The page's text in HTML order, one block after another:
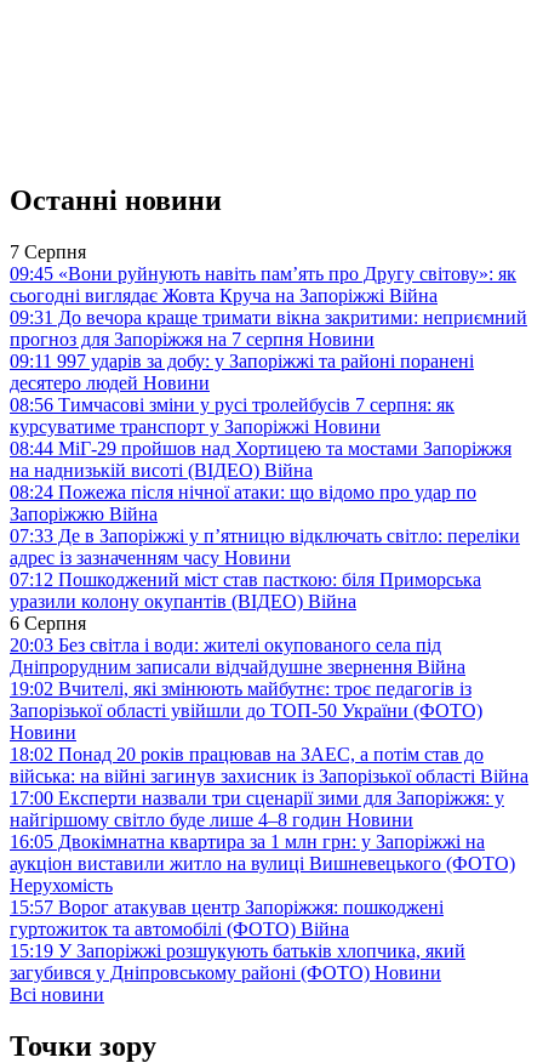
Останні новини
7 Серпня
09:45 «Вони руйнують навіть пам’ять про Другу світову»: як
сьогодні виглядає Жовта Круча на Запоріжжі Війна
09:31 До вечора краще тримати вікна закритими: неприємний
прогноз для Запоріжжя на 7 серпня Новини
09:11 997 ударів за добу: у Запоріжжі та районі поранені
десятеро людей Новини
08:56 Тимчасові зміни у русі тролейбусів 7 серпня: як
курсуватиме транспорт у Запоріжжі Новини
08:44 МіГ-29 пройшов над Хортицею та мостами Запоріжжя
на наднизькій висоті (ВІДЕО) Війна
08:24 Пожежа після нічної атаки: що відомо про удар по
Запоріжжю Війна
07:33 Де в Запоріжжі у п’ятницю відключать світло: переліки
адрес із зазначенням часу Новини
07:12 Пошкоджений міст став пасткою: біля Приморська
уразили колону окупантів (ВІДЕО) Війна
6 Серпня
20:03 Без світла і води: жителі окупованого села під
Дніпрорудним записали відчайдушне звернення Війна
19:02 Вчителі, які змінюють майбутнє: троє педагогів із
Запорізької області увійшли до ТОП-50 України (ФОТО)
Новини
18:02 Понад 20 років працював на ЗАЕС, а потім став до
війська: на війні загинув захисник із Запорізької області Війна
17:00 Експерти назвали три сценарії зими для Запоріжжя: у
найгіршому світло буде лише 4–8 годин Новини
16:05 Двокімнатна квартира за 1 млн грн: у Запоріжжі на
аукціон виставили житло на вулиці Вишневецького (ФОТО)
Нерухомість
15:57 Ворог атакував центр Запоріжжя: пошкоджені
гуртожиток та автомобілі (ФОТО) Війна
15:19 У Запоріжжі розшукують батьків хлопчика, який
загубився у Дніпровському районі (ФОТО) Новини
Всі новини
Точки зору